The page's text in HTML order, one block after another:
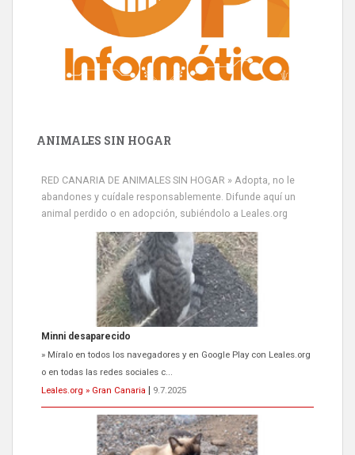
ANIMALES SIN HOGAR
RED CANARIA DE ANIMALES SIN HOGAR » Adopta, no le
abandones y cuídale responsablemente. Difunde aquí un
animal perdido o en adopción, subiéndolo a Leales.org
Minni desaparecido
» Míralo en todos los navegadores y en Google Play con Leales.org
o en todas las redes sociales c...
Leales.org » Gran Canaria
9.7.2025